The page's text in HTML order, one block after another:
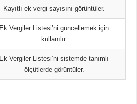
Kayıtlı ek vergi sayısını görüntüler.
Ek Vergiler Listesi’ni güncellemek için
kullanılır.
Ek Vergiler Listesi’ni sistemde tanımlı
ölçütlerde görüntüler.